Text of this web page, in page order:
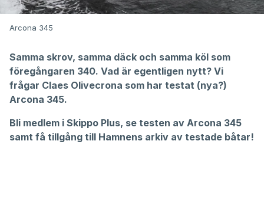
Arcona 345
Samma skrov, samma däck och samma köl som
föregångaren 340. Vad är egentligen nytt? Vi
frågar Claes Olivecrona som har testat (nya?)
Arcona 345.
Bli medlem i Skippo Plus, se testen av Arcona 345
samt få tillgång till Hamnens arkiv av testade båtar!